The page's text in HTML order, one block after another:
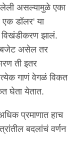
असल्यामुळे एका
एक डॉलर' या
विखंडीकरण झालं.
बजेट असेल तर
ती इतर
गाणं वेगळं विकत
घेता येतात.
प्रमाणात हाच
बदलांचं वर्णन